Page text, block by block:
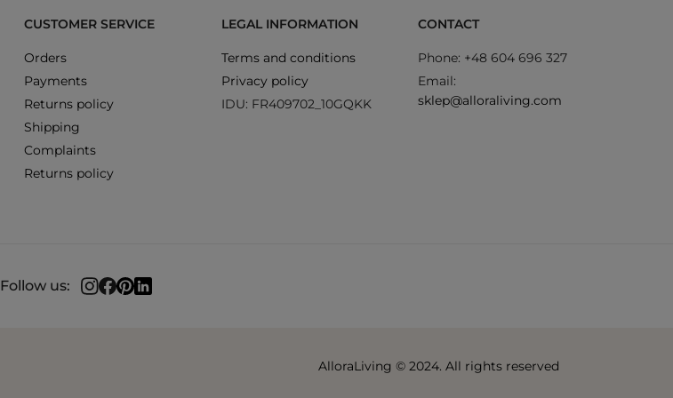
CUSTOMER SERVICE
Orders
Payments
Returns policy
Shipping
Complaints
Returns policy
LEGAL INFORMATION
Terms and conditions
Privacy policy
IDU: FR409702_10GQKK
CONTACT
Phone: +48 604 696 327
Email:
sklep@alloraliving.com
Follow us:
AlloraLiving © 2024. All rights reserved